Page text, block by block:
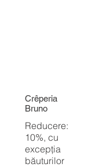
Crêperia
Bruno
Reducere:
10%, cu
excepția
băuturilor